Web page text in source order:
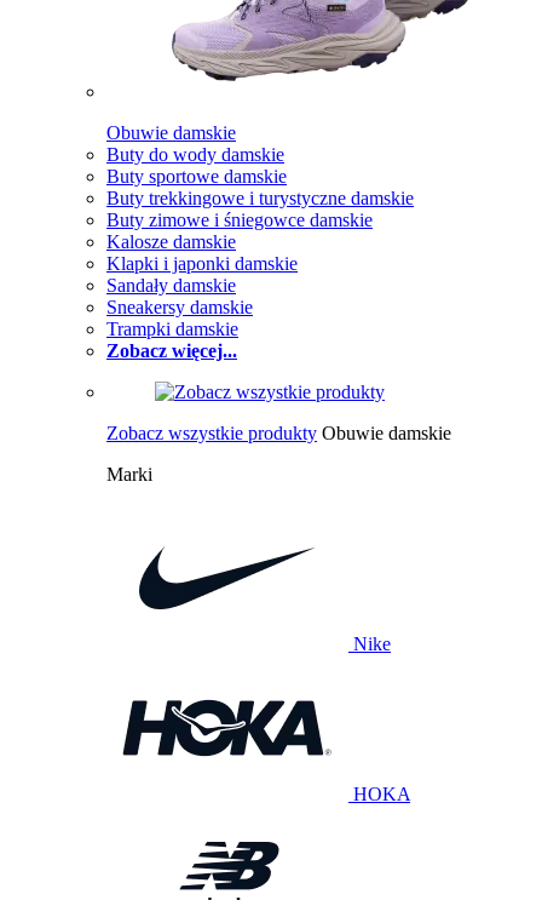
Obuwie damskie
Buty do wody damskie
Buty sportowe damskie
Buty trekkingowe i turystyczne damskie
Buty zimowe i śniegowce damskie
Kalosze damskie
Klapki i japonki damskie
Sandały damskie
Sneakersy damskie
Trampki damskie
Zobacz więcej...
Zobacz wszystkie produkty Obuwie damskie
Marki
Nike
HOKA